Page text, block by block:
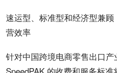
速运型、标准型和经济型兼
营效率
针对中国跨境电商零售出口产